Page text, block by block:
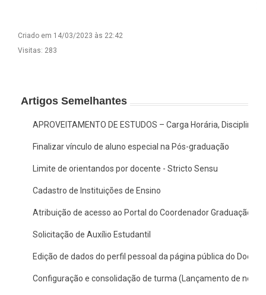
Criado em 14/03/2023 às 22:42
Visitas: 283
Artigos Semelhantes
APROVEITAMENTO DE ESTUDOS – Carga Horária, Disciplina/
Finalizar vínculo de aluno especial na Pós-graduação
Limite de orientandos por docente - Stricto Sensu
Cadastro de Instituições de Ensino
Atribuição de acesso ao Portal do Coordenador Graduação no
Solicitação de Auxílio Estudantil
Edição de dados do perfil pessoal da página pública do
Configuração e consolidação de turma (Lançamento de notas)